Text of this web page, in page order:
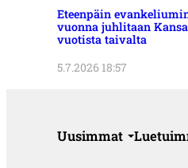
Eteenpäin
vuonna juhlitaan
vuotista taivalta
5.7.2026 18:57
Uusimmat